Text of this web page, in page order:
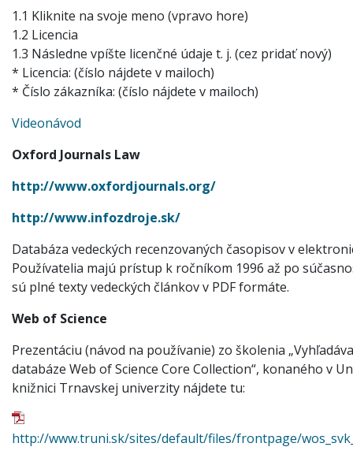
1.1 Kliknite na svoje meno (vpravo hore)
1.2 Licencia
1.3 Následne vpíšte licenčné údaje t. j. (cez pridať nový)
* Licencia: (číslo nájdete v mailoch)
* Číslo zákazníka: (číslo nájdete v mailoch)
Videonávod
Oxford Journals Law
http://www.oxfordjournals.org/
http://www.infozdroje.sk/
Databáza vedeckých recenzovaných časopisov v
Používatelia majú prístup k ročníkom 1996 až po
sú plné texty vedeckých článkov v PDF formáte.
Web of Science
Prezentáciu (návod na používanie) zo školenia
databáze Web of Science Core Collection“, konaného v
knižnici Trnavskej univerzity nájdete tu:
http://www.truni.sk/sites/default/files/frontpage/